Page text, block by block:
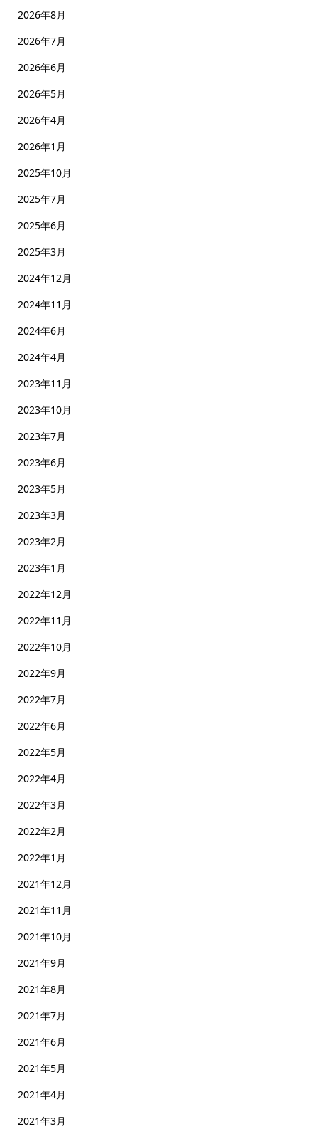
2026年8月
2026年7月
2026年6月
2026年5月
2026年4月
2026年1月
2025年10月
2025年7月
2025年6月
2025年3月
2024年12月
2024年11月
2024年6月
2024年4月
2023年11月
2023年10月
2023年7月
2023年6月
2023年5月
2023年3月
2023年2月
2023年1月
2022年12月
2022年11月
2022年10月
2022年9月
2022年7月
2022年6月
2022年5月
2022年4月
2022年3月
2022年2月
2022年1月
2021年12月
2021年11月
2021年10月
2021年9月
2021年8月
2021年7月
2021年6月
2021年5月
2021年4月
2021年3月